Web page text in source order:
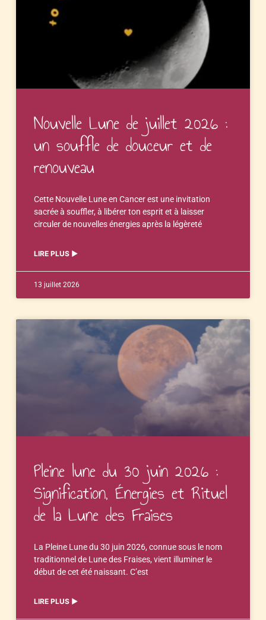
Nouvelle Lune de juillet 2026 :
un souffle de douceur et de
renouveau
Cette Nouvelle Lune en Cancer est une invitation
sacrée à souffler, à libérer ton esprit et à laisser
circuler de nouvelles énergies après la légèreté
LIRE PLUS ▶︎
13 juillet 2026
Pleine lune du 30 juin 2026 :
Signification, Énergies et Rituel
de la Lune des Fraises
La Pleine Lune du 30 juin 2026, connue sous le nom
traditionnel de Lune des Fraises, vient illuminer le
début de cet été naissant. C’est
LIRE PLUS ▶︎